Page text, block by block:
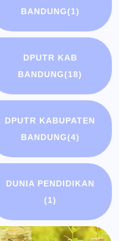
BANDUNG(1)
DPUTR KAB
BANDUNG(18)
DPUTR KABUPATEN
BANDUNG(4)
DUNIA PENDIDIKAN
(1)